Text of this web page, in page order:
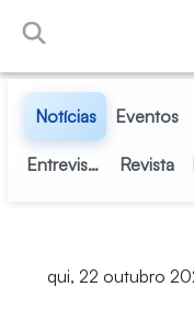
Pular para o Conteúdo
Notícias Eventos
Entrevistas Revista
qui, 22 outubro